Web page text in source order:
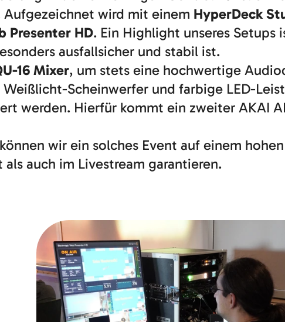
Aufgezeichnet wird mit einem HyperDeck
Presenter HD. Ein Highlight unseres Setups
ausfallsicher und stabil ist.
16 Mixer, um stets eine hochwertige
Scheinwerfer und farbige LED-
werden. Hierfür kommt ein zweiter AKAI
wir ein solches Event auf einem
auch im Livestream garantieren.